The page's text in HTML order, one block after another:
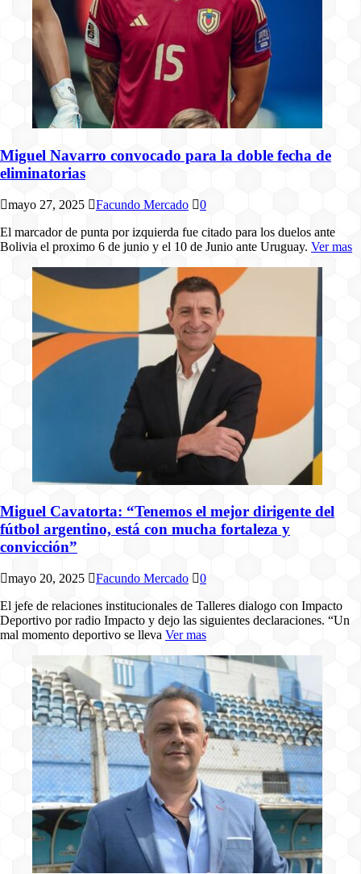
Miguel Navarro convocado para la doble fecha de
eliminatorias
mayo 27, 2025 Facundo Mercado
0
El marcador de punta por izquierda fue citado para los duelos ante
Bolivia el proximo 6 de junio y el 10 de Junio ante Uruguay. Ver mas
Miguel Cavatorta: “Tenemos el mejor dirigente del
fútbol argentino, está con mucha fortaleza y
convicción”
mayo 20, 2025 Facundo Mercado
0
El jefe de relaciones institucionales de Talleres dialogo con Impacto
Deportivo por radio Impacto y dejo las siguientes declaraciones. “Un
mal momento deportivo se lleva Ver mas